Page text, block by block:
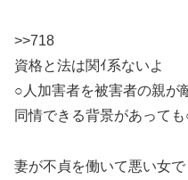
>>718
資格と法は関ｲ系ないよ
○人加害者を被害者の親が
同情できる背景があって
妻が不貞を働いて悪い女